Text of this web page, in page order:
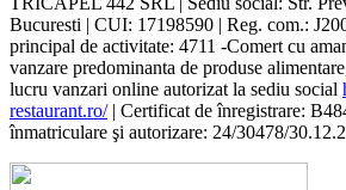
Bucuresti | CUI: 17198590 | Reg. com.:
principal de activitate: 4711 -Comert cu
vanzare predominanta de produse
lucru vanzari online autorizat la sediu social
restaurant.ro/| Certificat de înregistrare:
înmatriculare şi autorizare: 24/30478/